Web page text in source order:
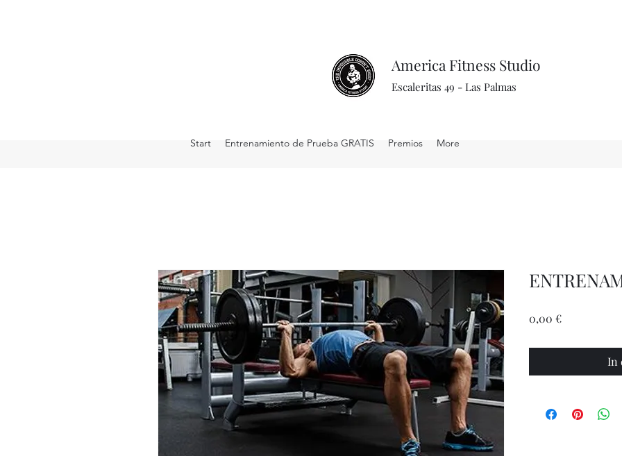
America Fitness Studio
Escaleritas 49 - Las Palmas
Start Entrenamiento de Prueba GRATIS Premios More
0,00 €Preis
In